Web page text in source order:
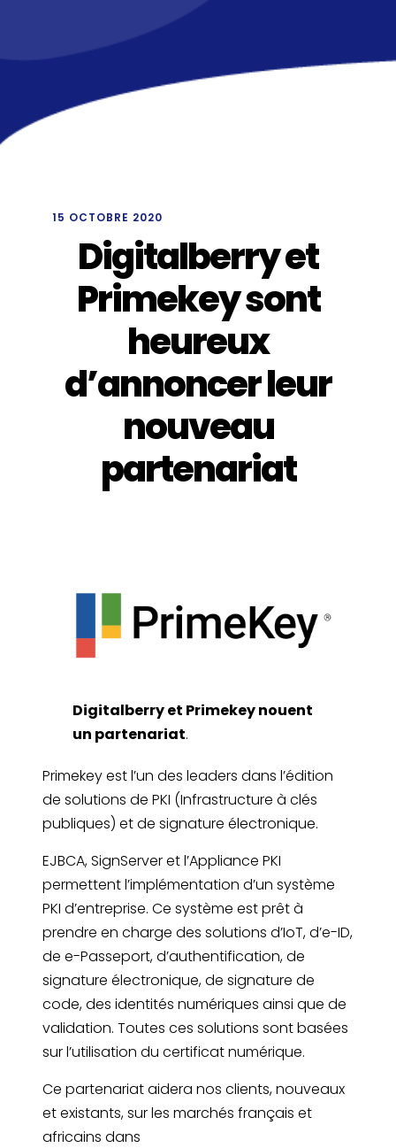
15 OCTOBRE 2020
Digitalberry et
Primekey sont
heureux
d’annoncer leur
nouveau
partenariat
Digitalberry et Primekey nouent
un partenariat.
Primekey est l’un des leaders dans l’édition
de solutions de PKI (Infrastructure à clés
publiques) et de signature électronique.
EJBCA, SignServer et l’Appliance PKI
permettent l’implémentation d’un système
PKI d’entreprise. Ce système est prêt à
prendre en charge des solutions d’IoT, d’e-ID,
de e-Passeport, d’authentification, de
signature électronique, de signature de
code, des identités numériques ainsi que de
validation. Toutes ces solutions sont basées
sur l’utilisation du certificat numérique.
Ce partenariat aidera nos clients, nouveaux
et existants, sur les marchés français et
africains dans